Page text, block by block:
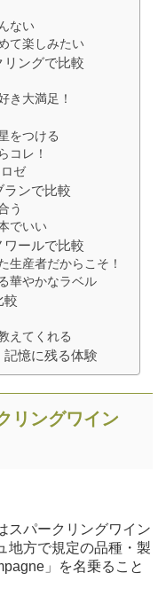
ない
て楽しみたい
リングで比較
き大満足！
をつける
コレ！
ゼ
ランで比較
う
でいい
ールで比較
生産者だからこそ！
華やかなラベル
較
えてくれる
憶に残る体験
リングワイン
スパークリングワイン
地方で規定の品種・製
」を名乗ること